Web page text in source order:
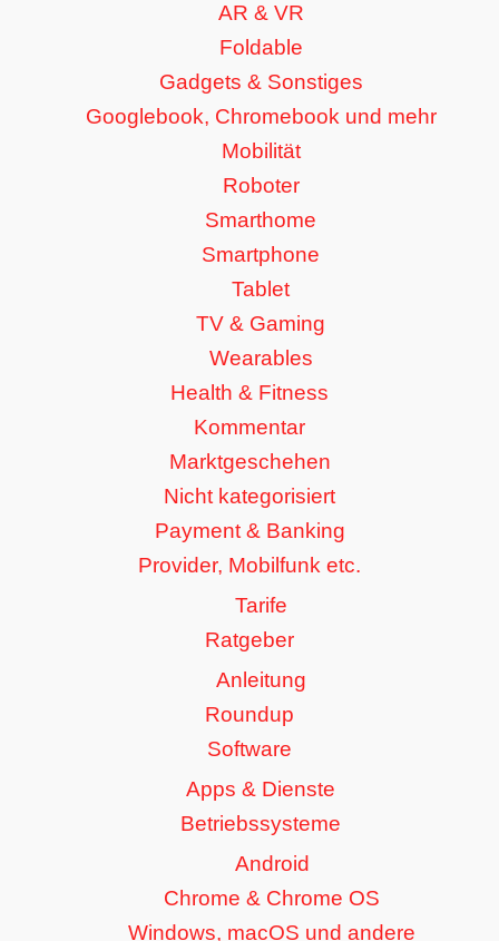
AR & VR
Foldable
Gadgets & Sonstiges
Googlebook, Chromebook und mehr
Mobilität
Roboter
Smarthome
Smartphone
Tablet
TV & Gaming
Wearables
Health & Fitness
Kommentar
Marktgeschehen
Nicht kategorisiert
Payment & Banking
Provider, Mobilfunk etc.
Tarife
Ratgeber
Anleitung
Roundup
Software
Apps & Dienste
Betriebssysteme
Android
Chrome & Chrome OS
Windows, macOS und andere